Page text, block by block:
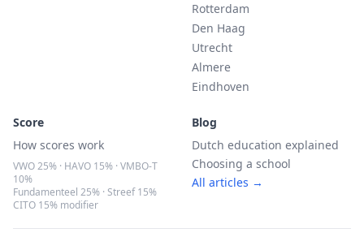
Rotterdam
Den Haag
Utrecht
Almere
Eindhoven
Score
How scores work
VWO 25% · HAVO 15% · VMBO-T
10%
Fundamenteel 25% · Streef 15%
CITO 15% modifier
Blog
Dutch education explained
Choosing a school
All articles →